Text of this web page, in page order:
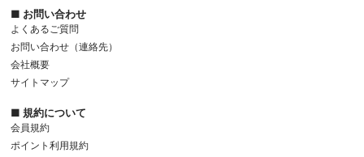
■ お問い合わせ
よくあるご質問
お問い合わせ（連絡先）
会社概要
サイトマップ
■ 規約について
会員規約
ポイント利用規約